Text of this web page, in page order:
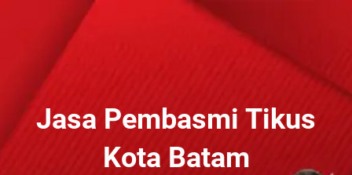
Jasa Pembasmi Tikus
Kota Batam